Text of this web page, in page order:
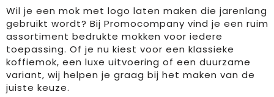
Wil je een mok met logo laten maken die jarenlang
gebruikt wordt? Bij Promocompany vind je een ruim
assortiment bedrukte mokken voor iedere
toepassing. Of je nu kiest voor een klassieke
koffiemok, een luxe uitvoering of een duurzame
variant, wij helpen je graag bij het maken van de
juiste keuze.